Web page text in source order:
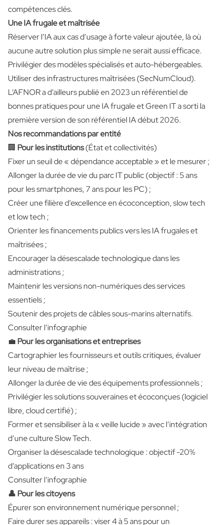
compétences clés.
Une IA frugale et maîtrisée
Réserver l’IA aux cas d’usage à forte valeur ajoutée, là où
aucune autre solution plus simple ne serait aussi efficace.
Privilégier des modèles spécialisés et auto-hébergeables.
Utiliser des infrastructures maîtrisées (SecNumCloud).
L’AFNOR a d’ailleurs publié en 2023 un référentiel de
bonnes pratiques pour une IA frugale et Green IT a sorti la
première version de son référentiel IA début 2026.
Nos recommandations par entité
🏢 Pour les institutions(État et collectivités)
Fixer un seuil de « dépendance acceptable » et le mesurer ;
Allonger la durée de vie du parc IT public (objectif : 5 ans
pour les smartphones, 7 ans pour les PC) ;
Créer une filière d’excellence en écoconception, slow tech
et low tech ;
Orienter les financements publics vers les IA frugales et
maîtrisées ;
Encourager la désescalade technologique dans les
administrations ;
Maintenir les versions non-numériques des services
essentiels ;
Soutenir des projets de câbles sous-marins alternatifs.
Consulter l’infographie
💼 Pour les organisations et entreprises
Cartographier les fournisseurs et outils critiques, évaluer
leur niveau de maîtrise ;
Allonger la durée de vie des équipements professionnels ;
Privilégier les solutions souveraines et écoconçues (logiciel
libre, cloud certifié) ;
Former et sensibiliser à la « veille lucide » avec l’intégration
d’une culture Slow Tech.
Organiser la désescalade technologique : objectif -20%
d’applications en 3 ans
Consulter l’infographie
👤 Pour les citoyens
Épurer son environnement numérique personnel ;
Faire durer ses appareils : viser 4 à 5 ans pour un